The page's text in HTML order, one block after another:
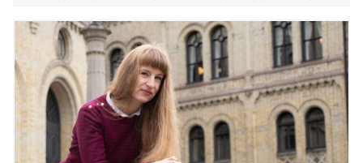
offentlige institusjonene.